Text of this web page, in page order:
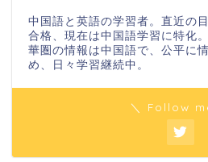
中国語と英語の学習者。直近の
合格、現在は中国語学習に特化
華圏の情報は中国語で、公平に
め、日々学習継続中。
＼ Follow